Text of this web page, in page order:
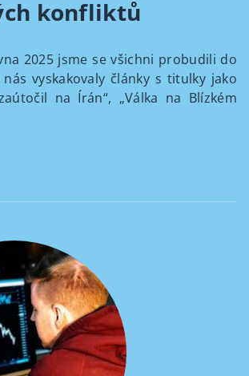
konfliktů
2025 jsme se všichni probudili do
vyskakovaly články s titulky jako
na Írán“, „Válka na Blízkém